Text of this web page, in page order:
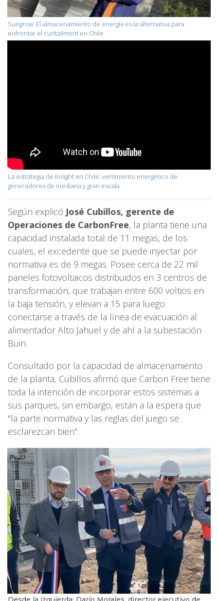
Sungrow: El almacenamiento de energía es la alternativa para
enfrentar el curltailment en Chile
La estrategia de Enlight en Chile: vertimiento energético de
generadores de mediana y gran escala
Según explicó José Cubillos, gerente de
Operaciones de CarbonFree, la planta tiene una
capacidad instalada total de 11 megas, de los
cuales, el excedente que se puede inyectar por
normativa es de 9 megas. Posee cerca de 22 mil
paneles fotovoltaicos distribuidos en 3 centros de
transformación, que trabajan entre 600 voltios en
la baja tensión, y elevan a 15 para luego
conectarse a través de la línea de evacuación al
alimentador Alto Jahuel y de ahí a la subestación
Buin.
Consultado por la capacidad de almacenamiento
de la planta, Cubillos afirmó que Carbon Free tiene
toda la intención de incorporar estos sistemas a
sus parques, sin embargo, están a la espera que
"la parte normativa y las reglas del juego se
esclarezcan bien".